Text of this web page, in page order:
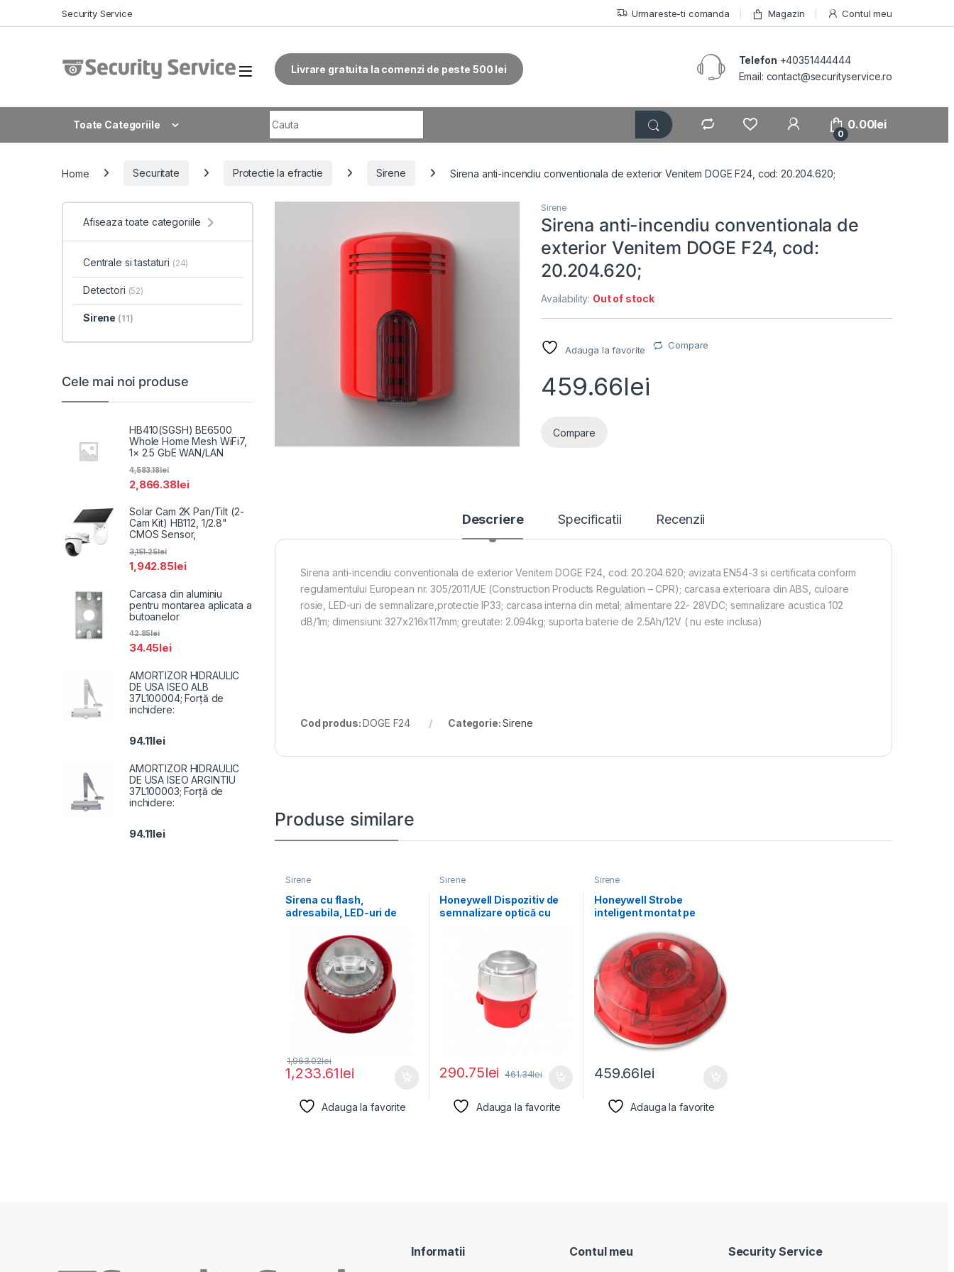
Security Service Urmareste-ti comanda Magazin Contul meu
Livrare gratuita la comenzi de peste 500 lei
Telefon +40351444444
Email: contact@securityservice.ro
Toate Categoriile
0
0.00lei
Home Securitate Protectie la efractie Sirene Sirena anti-incendiu conventionala de exterior Venitem DOGE F24, cod: 20.204.620;
Sirene
Sirena anti-incendiu conventionala de
exterior Venitem DOGE F24, cod:
20.204.620;
Availability: Out of stock
Adauga la favorite Compare
459.66lei
Compare
Descriere Specificatii Recenzii
Sirena anti-incendiu conventionala de exterior Venitem DOGE F24, cod: 20.204.620; avizata EN54-3 si certificata conform
regulamentului European nr. 305/2011/UE (Construction Products Regulation – CPR); carcasa exterioara din ABS, culoare
rosie, LED-uri de semnalizare,protectie IP33; carcasa interna din metal; alimentare 22- 28VDC; semnalizare acustica 102
dB/1m; dimensiuni: 327x216x117mm; greutate: 2.094kg; suporta baterie de 2.5Ah/12V ( nu este inclusa)
Cod produs:DOGE F24 Categorie:Sirene
Produse similare
Sirene
Sirena cu flash,
adresabila, LED-uri de
transparenta
1,233.61lei
1,963.02lei
Adauga la favorite
Sirene
Honeywell Dispozitiv de
semnalizare optică cu
290.75lei 461.34lei
Adauga la favorite
Sirene
Honeywell Strobe
inteligent montat pe
459.66lei
Adauga la favorite
Afiseaza toate categoriile
Centrale si tastaturi (24)
Detectori (52)
Sirene (11)
Cele mai noi produse
HB410(SGSH) BE6500
Whole Home Mesh WiFi7,
1× 2.5 GbE WAN/LAN
2,866.38lei
4,583.18lei
Solar Cam 2K Pan/Tilt (2-
Cam Kit) HB112, 1/2.8"
CMOS Sensor,
1,942.85lei
3,151.25lei
Carcasa din aluminiu
pentru montarea aplicata a
butoanelor
34.45lei
42.85lei
AMORTIZOR HIDRAULIC
DE USA ISEO ALB
37L100004; Forță de
inchidere:
94.11lei
AMORTIZOR HIDRAULIC
DE USA ISEO ARGINTIU
37L100003; Forță de
inchidere:
94.11lei
Informatii Contul meu Security Service